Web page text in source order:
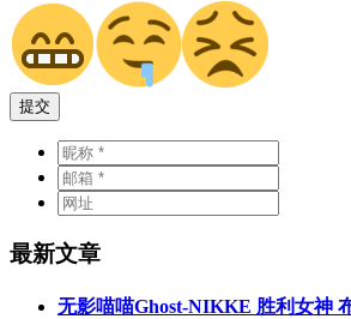
提交
最新文章
无影喵喵Ghost-NIKKE 胜利女神